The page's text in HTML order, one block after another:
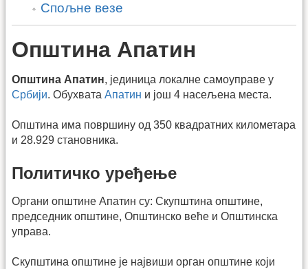
Спољне везе
Општина Апатин
Општина Апатин, јединица локалне самоуправе у
Србији. Обухвата Апатин и још 4 насељена места.
Општина има површину од 350 квадратних километара
и 28.929 становника.
Политичко уређење
Органи општине Апатин су: Скупштина општине,
председник општине, Општинско веће и Општинска
управа.
Скупштина општине је највиши орган општине који